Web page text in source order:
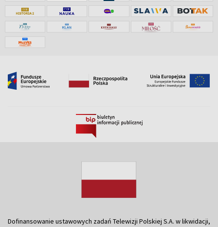
Dofinansowanie ustawowych zadań Telewizji Polskiej S.A. w likwidacji,